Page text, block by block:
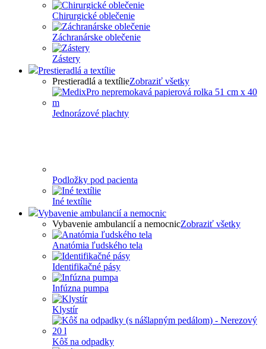
Chirurgické oblečenie
Záchranárske oblečenie
Zástery
Prestieradlá a textílie
Prestieradlá a textílieZobraziť všetky
Jednorázové plachty
Podložky pod pacienta
Iné textílie
Vybavenie ambulancií a nemocnic
Vybavenie ambulancií a nemocnicZobraziť všetky
Anatómia ľudského tela
Identifikačné pásy
Infúzna pumpa
Klystír
Kôš na odpadky